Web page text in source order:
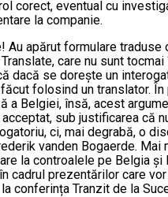
corect, eventual cu
la companie.
Au apărut formulare traduse
care nu sunt tocmai
dacă se dorește un
folosind un translator. În
a Belgiei, însă, acest
sub justificarea că
ci, mai degrabă, o
vanden Bogaerde. Mai
la controalele pe Belgia și
cadrul prezentărilor care
conferința Tranzit de la